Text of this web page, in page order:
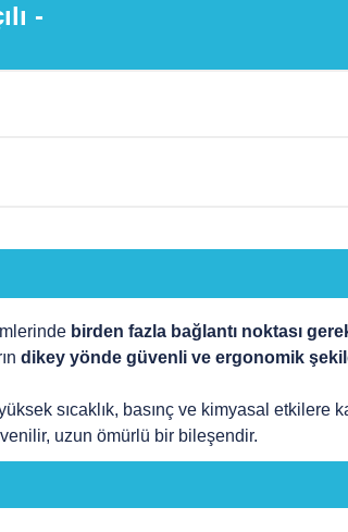
-
birden fazla bağlantı noktası
dikey yönde güvenli ve ergonomik
sıcaklık, basınç ve kimyasal etkilere
uzun ömürlü bir bileşendir.